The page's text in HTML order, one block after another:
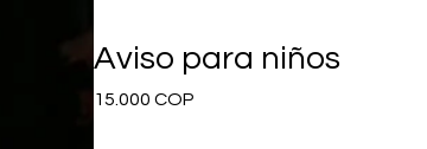
Aviso para niños
15.000 COP